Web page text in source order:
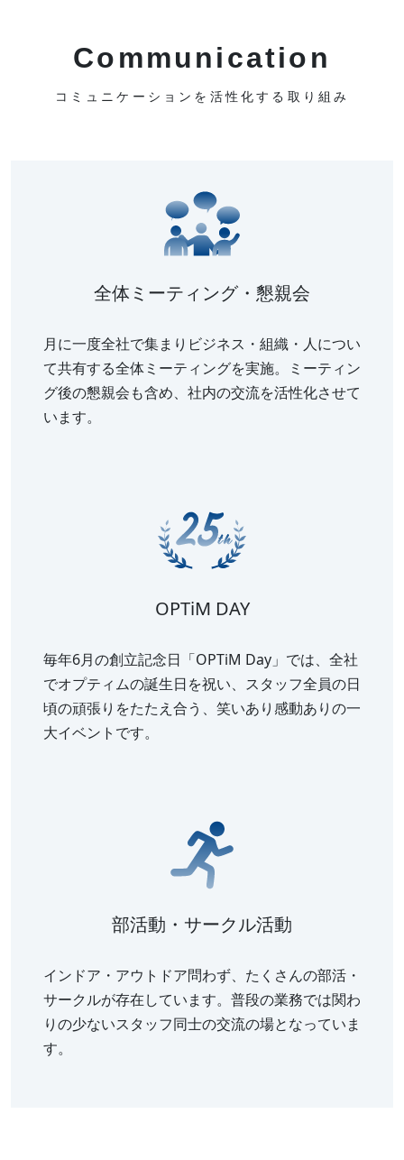
Communication
コミュニケーションを活性化する取り組み
全体ミーティング・懇親会
月に一度全社で集まりビジネス・組織・人につい
て共有する全体ミーティングを実施。ミーティン
グ後の懇親会も含め、社内の交流を活性化させて
います。
OPTiM DAY
毎年6月の創立記念日「OPTiM Day」では、全社
でオプティムの誕生日を祝い、スタッフ全員の日
頃の頑張りをたたえ合う、笑いあり感動ありの一
大イベントです。
部活動・サークル活動
インドア・アウトドア問わず、たくさんの部活・
サークルが存在しています。普段の業務では関わ
りの少ないスタッフ同士の交流の場となっていま
す。